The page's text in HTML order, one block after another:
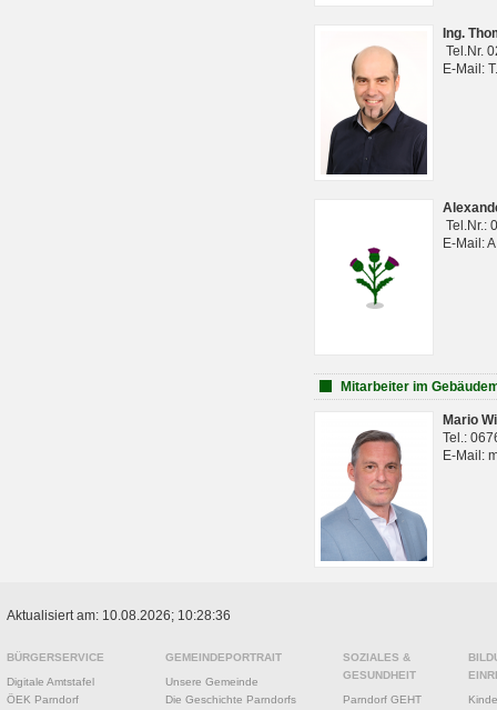
Ing.
Tel.Nr.
E-Mail:
Tel.Nr.:
E-Mail:
Mitarbeiter im
Mario
Tel.:
E-Mail:
Aktualisiert am: 10.08.2026; 10:28:36
BÜRGERSERVICE
Digitale Amtstafel
ÖEK Parndorf
GEMEINDEPORTRAIT
Unsere Gemeinde
Die Geschichte Parndorfs
SOZIALES &
GESUNDHEIT
Parndorf GEHT